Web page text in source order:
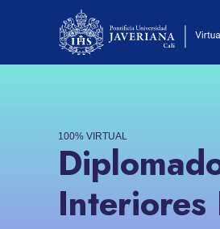
100% VIRTUAL
Interiores